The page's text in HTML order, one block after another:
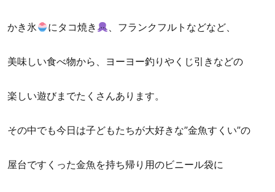
かき氷 にタコ焼き 、フランクフルトなどなど、
美味しい食べ物から、ヨーヨー釣りやくじ引きなどの
楽しい遊びまでたくさんあります。
その中でも今日は子どもたちが大好きな”金魚すくい”の
屋台ですくった金魚を持ち帰り用のビニール袋に